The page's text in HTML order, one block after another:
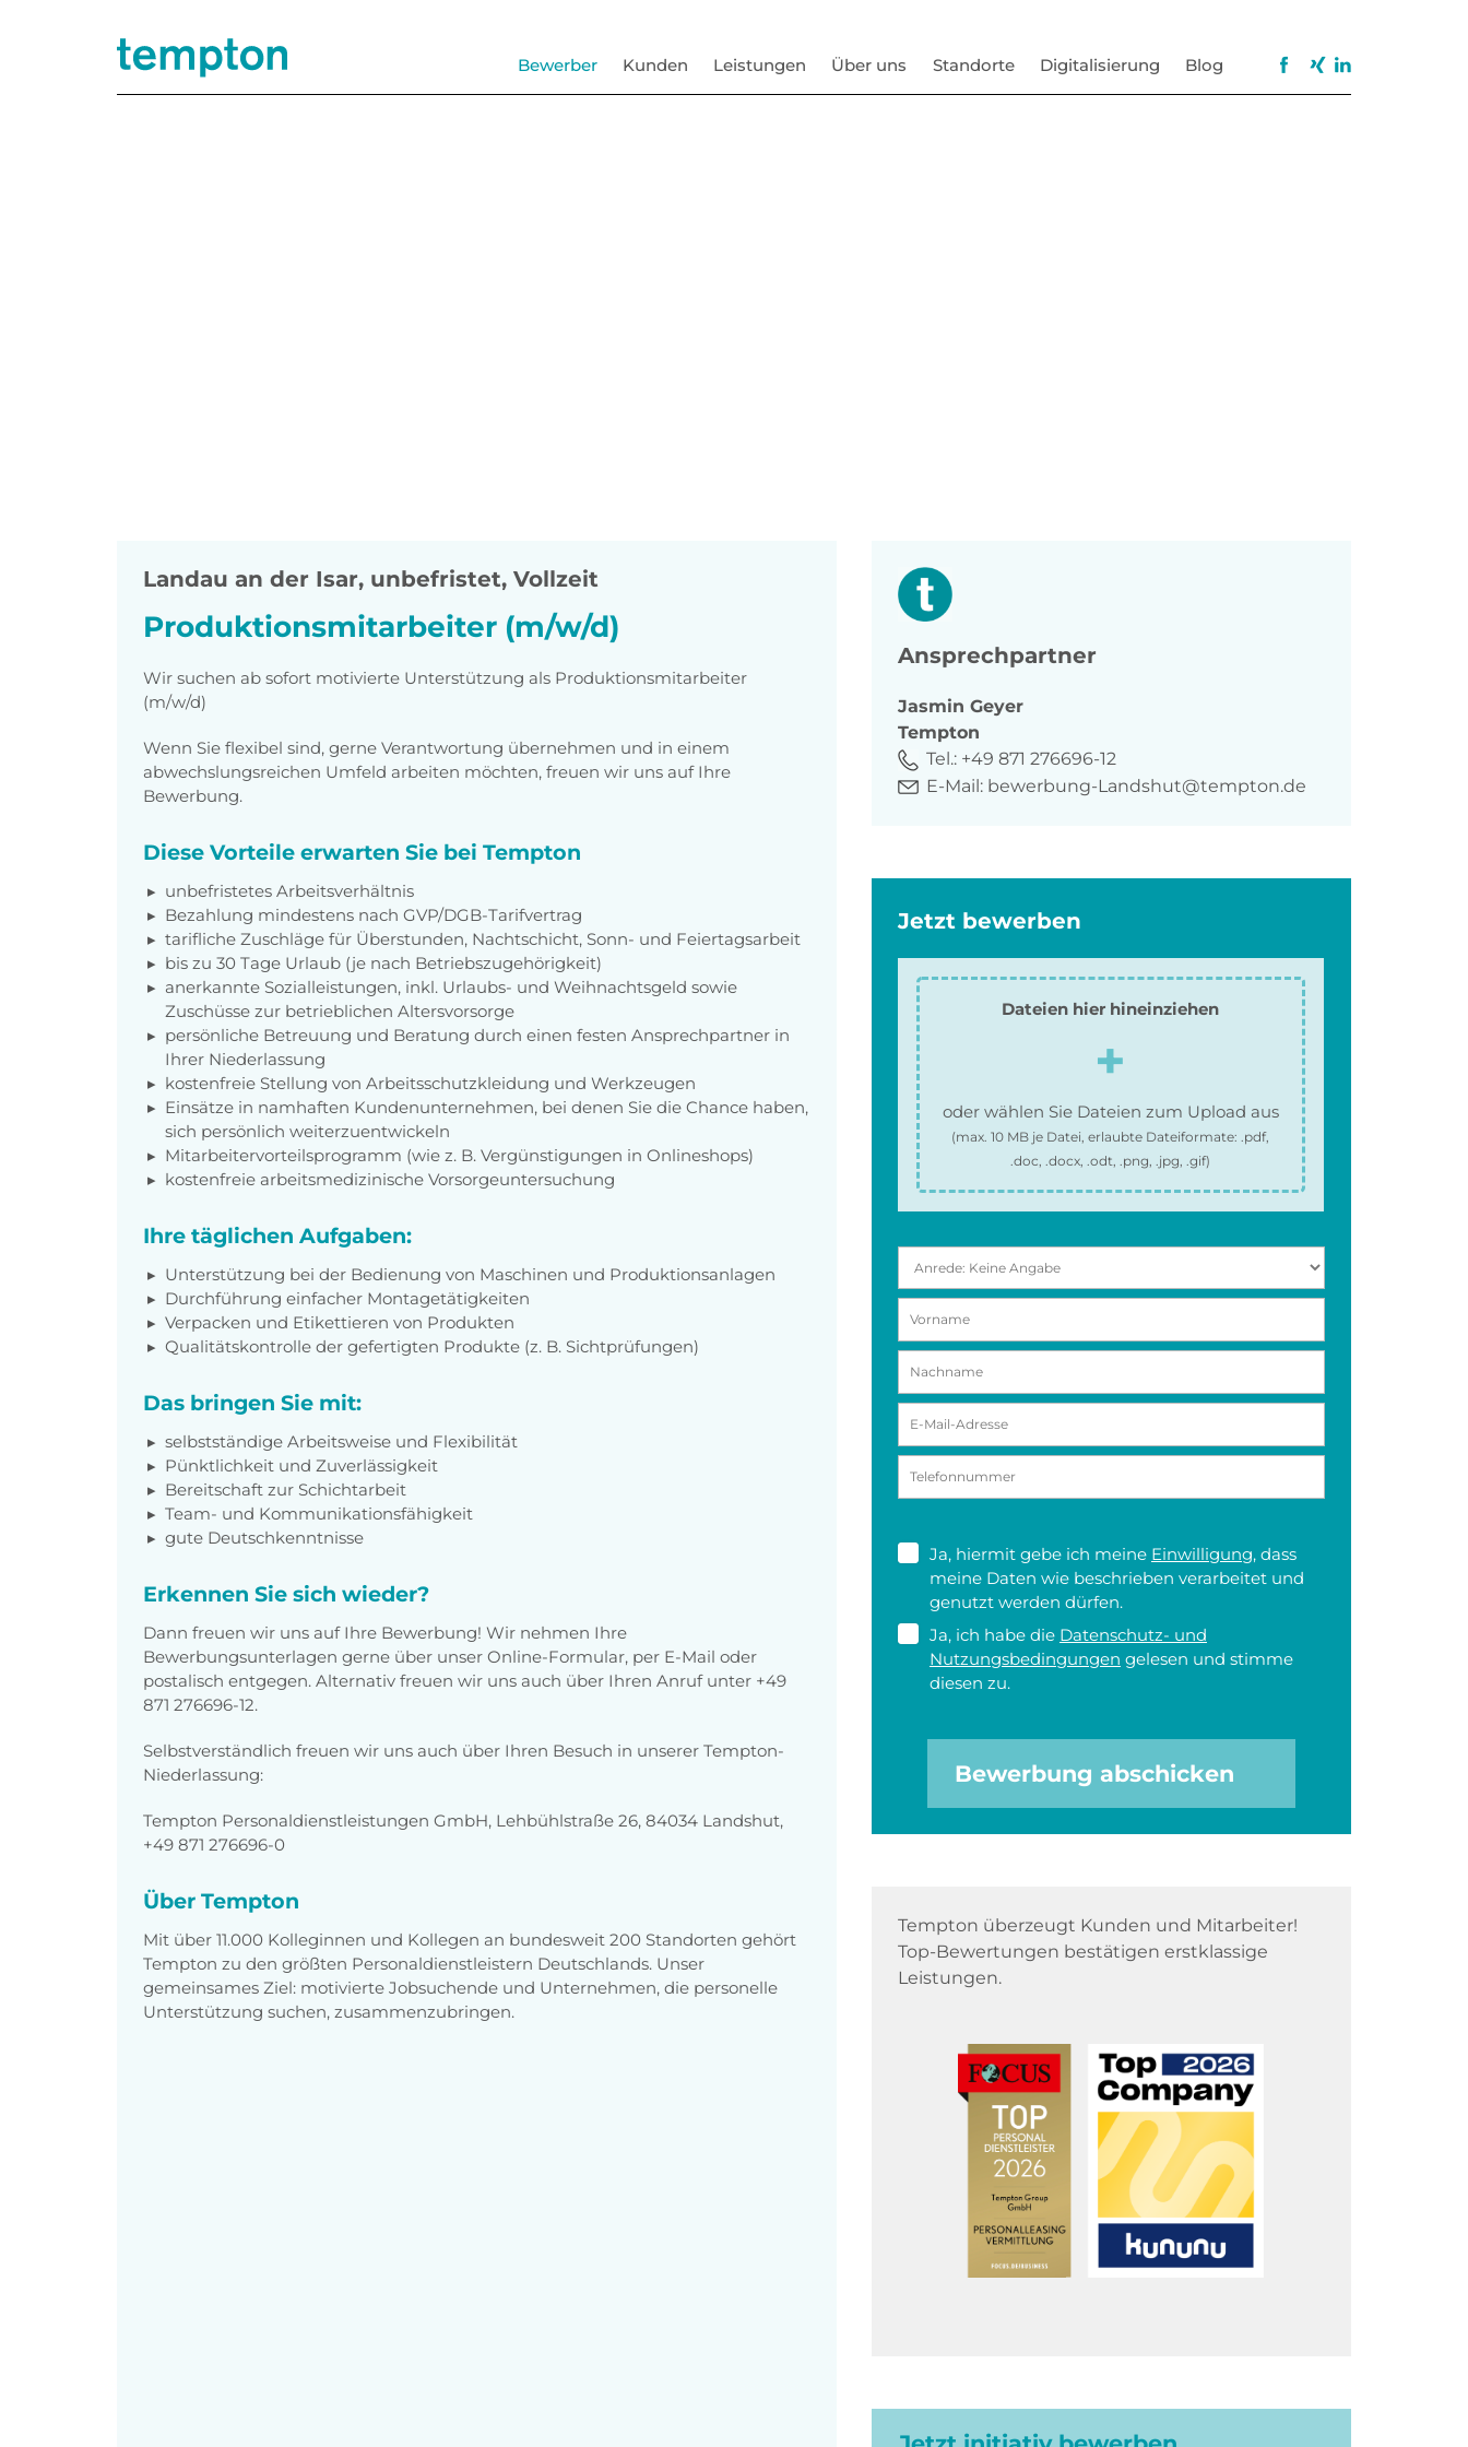
Bewerber Kunden Leistungen Über uns Standorte Digitalisierung Blog
Landau an der Isar, unbefristet, Vollzeit
Produktionsmitarbeiter (m/w/d)
Wir suchen ab sofort motivierte Unterstützung als Produktionsmitarbeiter
(m/w/d)
Wenn Sie flexibel sind, gerne Verantwortung übernehmen und in einem
abwechslungsreichen Umfeld arbeiten möchten, freuen wir uns auf Ihre
Bewerbung.
Diese Vorteile erwarten Sie bei Tempton
unbefristetes Arbeitsverhältnis
Bezahlung mindestens nach GVP/DGB-Tarifvertrag
tarifliche Zuschläge für Überstunden, Nachtschicht, Sonn- und Feiertagsarbeit
bis zu 30 Tage Urlaub (je nach Betriebszugehörigkeit)
anerkannte Sozialleistungen, inkl. Urlaubs- und Weihnachtsgeld sowie
Zuschüsse zur betrieblichen Altersvorsorge
persönliche Betreuung und Beratung durch einen festen Ansprechpartner in
Ihrer Niederlassung
kostenfreie Stellung von Arbeitsschutzkleidung und Werkzeugen
Einsätze in namhaften Kundenunternehmen, bei denen Sie die Chance haben,
sich persönlich weiterzuentwickeln
Mitarbeitervorteilsprogramm (wie z. B. Vergünstigungen in Onlineshops)
kostenfreie arbeitsmedizinische Vorsorgeuntersuchung
Ihre täglichen Aufgaben:
Unterstützung bei der Bedienung von Maschinen und Produktionsanlagen
Durchführung einfacher Montagetätigkeiten
Verpacken und Etikettieren von Produkten
Qualitätskontrolle der gefertigten Produkte (z. B. Sichtprüfungen)
Das bringen Sie mit:
selbstständige Arbeitsweise und Flexibilität
Pünktlichkeit und Zuverlässigkeit
Bereitschaft zur Schichtarbeit
Team- und Kommunikationsfähigkeit
gute Deutschkenntnisse
Erkennen Sie sich wieder?
Dann freuen wir uns auf Ihre Bewerbung! Wir nehmen Ihre
Bewerbungsunterlagen gerne über unser Online-Formular, per E-Mail oder
postalisch entgegen. Alternativ freuen wir uns auch über Ihren Anruf unter +49
871 276696-12.
Selbstverständlich freuen wir uns auch über Ihren Besuch in unserer Tempton-
Niederlassung:
Tempton Personaldienstleistungen GmbH, Lehbühlstraße 26, 84034 Landshut,
+49 871 276696-0
Über Tempton
Mit über 11.000 Kolleginnen und Kollegen an bundesweit 200 Standorten gehört
Tempton zu den größten Personaldienstleistern Deutschlands. Unser
gemeinsames Ziel: motivierte Jobsuchende und Unternehmen, die personelle
Unterstützung suchen, zusammenzubringen.
Ansprechpartner
Jasmin Geyer
Tempton
Tel.: +49 871 276696-12
E-Mail: bewerbung-Landshut@tempton.de
Jetzt bewerben
Dateien hier hineinziehen
oder wählen Sie Dateien zum Upload aus
(max.10 MB je Datei, erlaubte Dateiformate:.pdf,
.doc, .docx, .odt, .png, .jpg, .gif)
Ja, hiermit gebe ich meine Einwilligung, dass
meine Daten wie beschrieben verarbeitet und
genutzt werden dürfen.
Ja, ich habe die Datenschutz- und
Nutzungsbedingungen gelesen und stimme
diesen zu.
Bewerbung abschicken
Tempton überzeugt Kunden und Mitarbeiter!
Top-Bewertungen bestätigen erstklassige
Leistungen.